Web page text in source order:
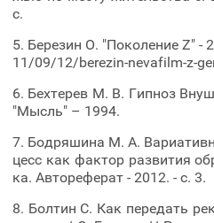
с.
5. Березин О. "Поколение Z"
11/09/12/berezin-nevafilm-z-
6. Бехтерев М. В. Гипноз
"Мысль" – 1994.
7. Бодряшина М. А.
цесс как фактор развития
ка. Автореферат - 2012. - с. 3.
8. Болтин С. Как передать